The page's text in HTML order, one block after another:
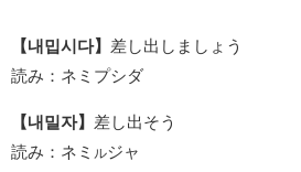
【내밉시다】 差し出しましょう
読み：ネミプシダ
【내밀자】 差し出そう
読み：ネミ ルジャ